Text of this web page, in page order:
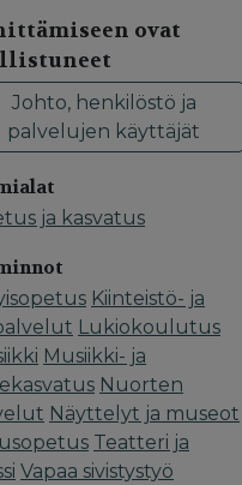
ovat
Johto, henkilöstö ja
palvelujen käyttäjät
ja kasvatus
Kiinteistö- ja
Lukiokoulutus
Musiikki- ja
Nuorten
Näyttelyt ja museot
Teatteri ja
Vapaa sivistystyö